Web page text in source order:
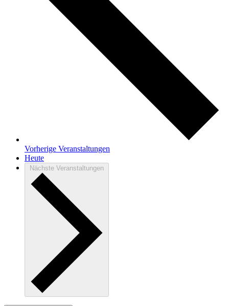
Vorherige Veranstaltungen
Heute
Nächste Veranstaltungen